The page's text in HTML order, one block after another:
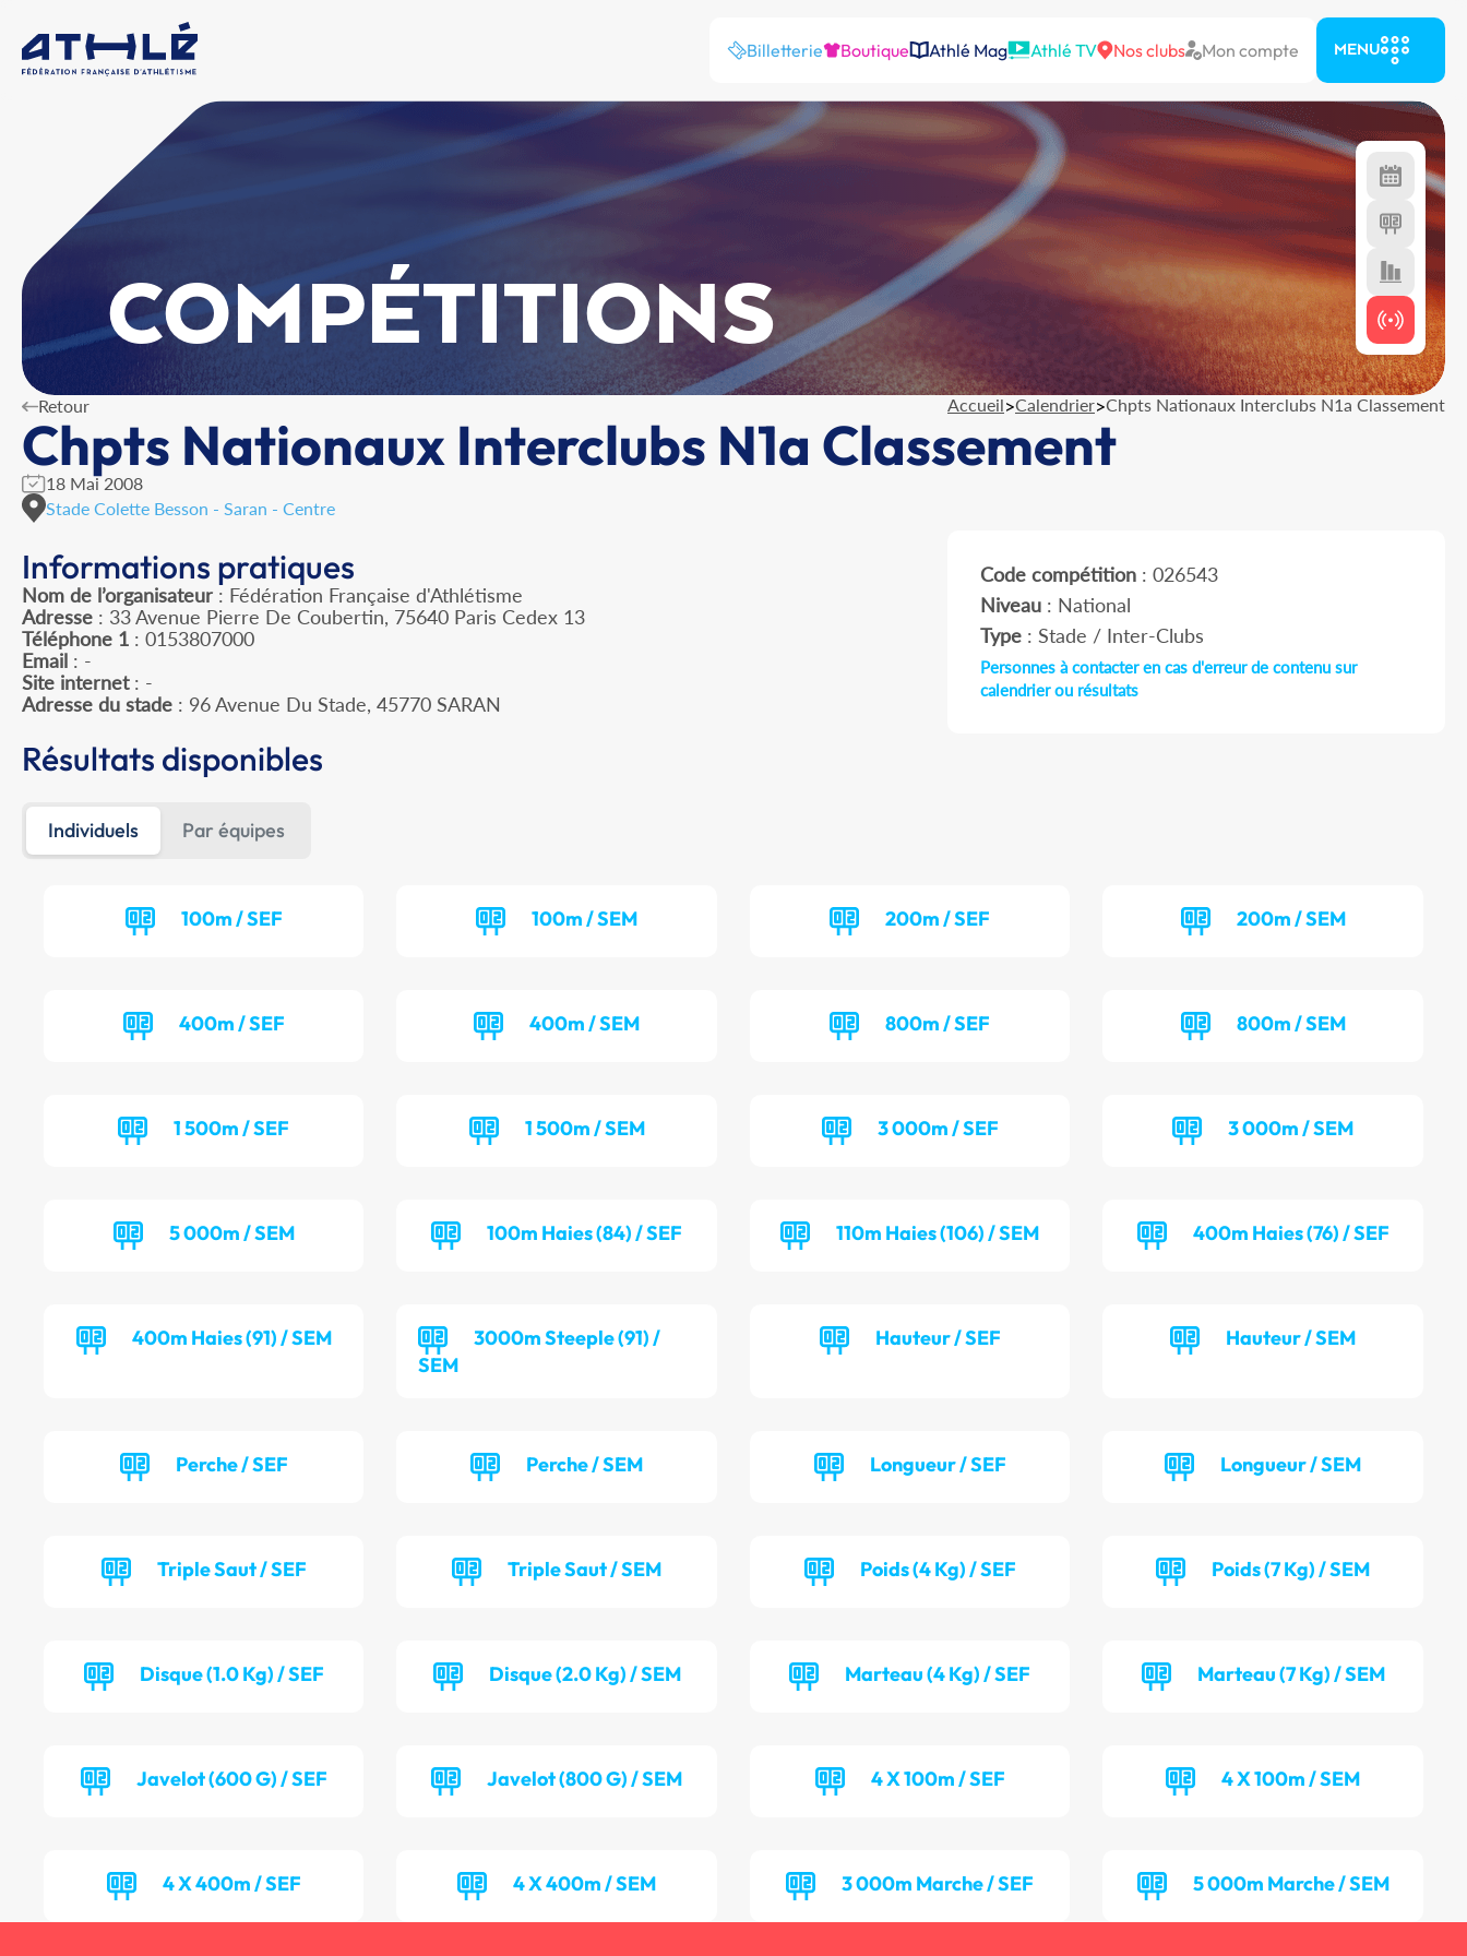
Billetterie Boutique Athlé Mag Athlé TV Nos clubs Mon compte MENU
COMPÉTITIONS
Retour Accueil>Calendrier>Chpts Nationaux Interclubs N1a Classement
Chpts Nationaux Interclubs N1a Classement
18 Mai 2008
Stade Colette Besson - Saran - Centre
Informations pratiques
Nom de l’organisateur : Fédération Française d'Athlétisme
Adresse : 33 Avenue Pierre De Coubertin, 75640 Paris Cedex 13
Téléphone 1 : 0153807000
Email : -
Site internet: -
Adresse du stade : 96 Avenue Du Stade, 45770 SARAN
Code compétition: 026543
Niveau: National
Type: Stade / Inter-Clubs
Personnes à contacter en cas d'erreur de contenu sur
calendrier ou résultats
Résultats disponibles
Individuels Par équipes
100m / SEF 100m / SEM 200m / SEF 200m / SEM
400m / SEF 400m / SEM 800m / SEF 800m / SEM
1 500m / SEF 1 500m / SEM 3 000m / SEF 3 000m / SEM
5 000m / SEM 100m Haies (84) / SEF 110m Haies (106) / SEM 400m Haies (76) / SEF
400m Haies (91) / SEM
3000m Steeple (91) /
SEM
Hauteur / SEF Hauteur / SEM
Perche / SEF Perche / SEM Longueur / SEF Longueur / SEM
Triple Saut / SEF Triple Saut / SEM Poids (4 Kg) / SEF Poids (7 Kg) / SEM
Disque (1.0 Kg) / SEF Disque (2.0 Kg) / SEM Marteau (4 Kg) / SEF Marteau (7 Kg) / SEM
Javelot (600 G) / SEF Javelot (800 G) / SEM 4 X 100m / SEF 4 X 100m / SEM
4 X 400m / SEF 4 X 400m / SEM 3 000m Marche / SEF 5 000m Marche / SEM